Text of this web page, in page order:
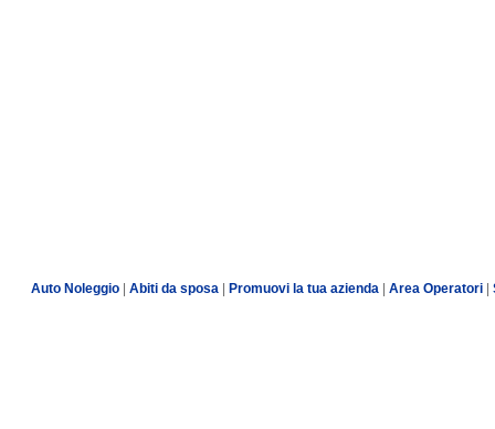
Auto Noleggio Abiti da sposa Promuovi la tua azienda Area Operatori